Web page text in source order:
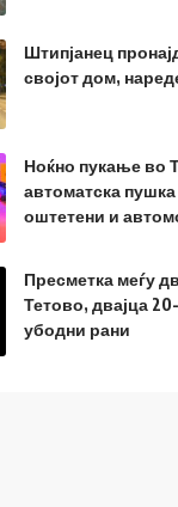
Штипјанец
својот дом,
Ноќно пукање во
автоматска пушка
оштетени и
Пресметка меѓу
Тетово, двајца
убодни рани